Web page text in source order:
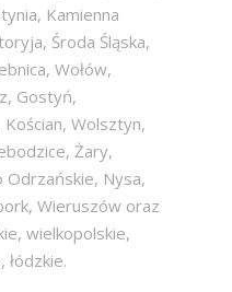
Kamienna
Środa Śląska,
Wołów,
Gostyń,
Wolsztyn,
Żary,
Odrzańskie, Nysa,
Wieruszów oraz
wielkopolskie,
łódzkie.